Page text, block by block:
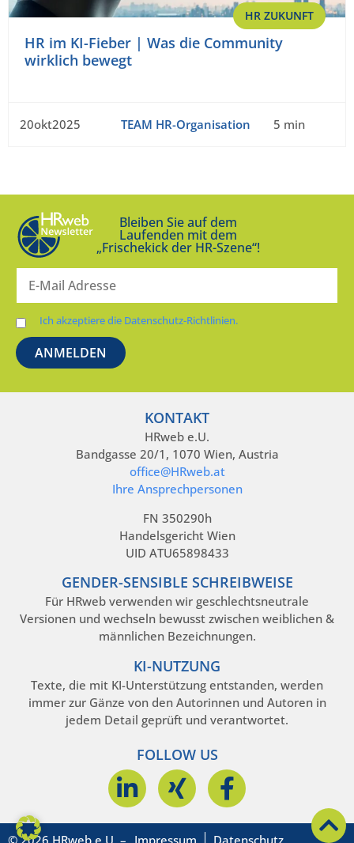
HR ZUKUNFT
HR im KI-Fieber | Was die Community
wirklich bewegt
20okt2025 TEAM HR-Organisation 5 min
Bleiben Sie auf dem
Laufenden mit dem
„Frischekick der HR-Szene“!
Ich akzeptiere die Datenschutz-Richtlinien.
KONTAKT
HRweb e.U.
Bandgasse 20/1, 1070 Wien, Austria
office@HRweb.at
Ihre Ansprechpersonen
FN 350290h
Handelsgericht Wien
UID ATU65898433
GENDER-SENSIBLE SCHREIBWEISE
Für HRweb verwenden wir geschlechtsneutrale
Versionen und wechseln bewusst zwischen weiblichen &
männlichen Bezeichnungen.
KI-NUTZUNG
Texte, die mit KI-Unterstützung entstanden, werden
immer zur Gänze von den Autorinnen und Autoren in
jedem Detail geprüft und verantwortet.
FOLLOW US
© 2026 HRweb e.U. – Impressum Datenschutz